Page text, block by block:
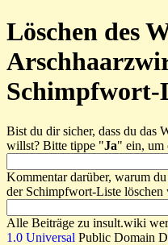
Löschen des
Schimpfwort-
Bist du dir sicher, dass du das
willst? Bitte tippe "Ja" ein, um
Kommentar darüber, warum
der Schimpfwort-Liste löschen
Alle Beiträge zu insult.wiki
1.0 Universal Public Domain